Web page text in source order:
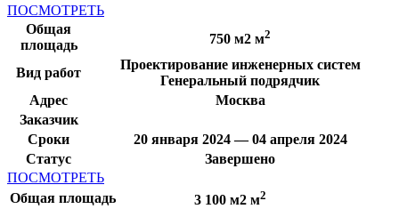
ПОСМОТРЕТЬ
Общая
площадь
750 м2 м2
Вид работ
Проектирование инженерных систем
Генеральный подрядчик
Адрес
Москва
Заказчик
Сроки
20 января 2024 — 04 апреля 2024
Статус
Завершено
ПОСМОТРЕТЬ
Общая площадь
3 100 м2 м2